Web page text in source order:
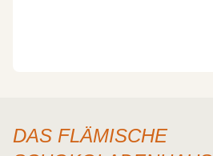
DAS FLÄMISCHE